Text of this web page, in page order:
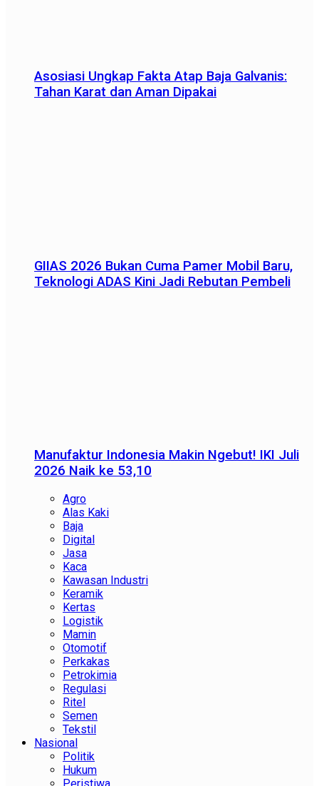
Asosiasi Ungkap Fakta Atap Baja Galvanis:
Tahan Karat dan Aman Dipakai
GIIAS 2026 Bukan Cuma Pamer Mobil Baru,
Teknologi ADAS Kini Jadi Rebutan Pembeli
Manufaktur Indonesia Makin Ngebut! IKI Juli
2026 Naik ke 53,10
Agro
Alas Kaki
Baja
Digital
Jasa
Kaca
Kawasan Industri
Keramik
Kertas
Logistik
Mamin
Otomotif
Perkakas
Petrokimia
Regulasi
Ritel
Semen
Tekstil
Nasional
Politik
Hukum